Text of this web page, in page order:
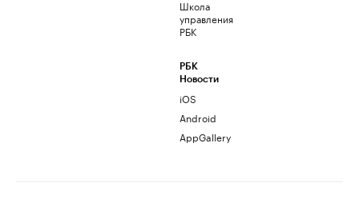
Школа
управления
РБК
РБК
Новости
iOS
Android
AppGallery